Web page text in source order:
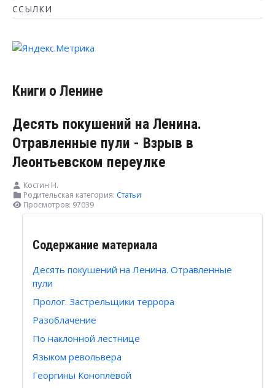
ССЫЛКИ
Книги о Ленине
Десять покушений на Ленина.
Отравленные пули - Взрыв в
Леонтьевском переулке
Костин Н.
Родительская категория: Статьи
Просмотров: 97039
Содержание материала
Десять покушений на Ленина. Отравленные
пули
Пролог. Застрельщики террора
Разоблачение
По наклонной лестнице
Языком револьвера
Георгины Коноплёвой